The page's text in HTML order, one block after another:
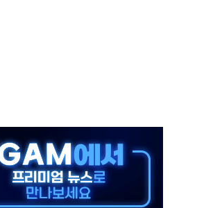
침표'
접 협상 없어"
8월 7일
행 막을 권한 없어"
업 순이익 21% 증가" 전망
검토… 거짓 깃발 작전"